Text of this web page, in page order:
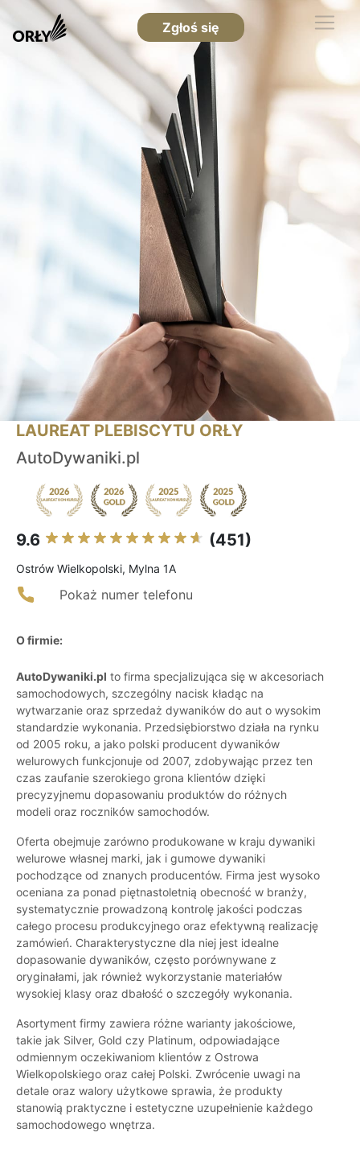
Zgłoś się
LAUREAT PLEBISCYTU ORŁY
AutoDywaniki.pl
9.6 (451)
Ostrów Wielkopolski, Mylna 1A
Pokaż numer telefonu
O firmie:
AutoDywaniki.pl to firma specjalizująca się w akcesoriach
samochodowych, szczególny nacisk kładąc na
wytwarzanie oraz sprzedaż dywaników do aut o wysokim
standardzie wykonania. Przedsiębiorstwo działa na rynku
od 2005 roku, a jako polski producent dywaników
welurowych funkcjonuje od 2007, zdobywając przez ten
czas zaufanie szerokiego grona klientów dzięki
precyzyjnemu dopasowaniu produktów do różnych
modeli oraz roczników samochodów.
Oferta obejmuje zarówno produkowane w kraju dywaniki
welurowe własnej marki, jak i gumowe dywaniki
pochodzące od znanych producentów. Firma jest wysoko
oceniana za ponad piętnastoletnią obecność w branży,
systematycznie prowadzoną kontrolę jakości podczas
całego procesu produkcyjnego oraz efektywną realizację
zamówień. Charakterystyczne dla niej jest idealne
dopasowanie dywaników, często porównywane z
oryginałami, jak również wykorzystanie materiałów
wysokiej klasy oraz dbałość o szczegóły wykonania.
Asortyment firmy zawiera różne warianty jakościowe,
takie jak Silver, Gold czy Platinum, odpowiadające
odmiennym oczekiwaniom klientów z Ostrowa
Wielkopolskiego oraz całej Polski. Zwrócenie uwagi na
detale oraz walory użytkowe sprawia, że produkty
stanowią praktyczne i estetyczne uzupełnienie każdego
samochodowego wnętrza.